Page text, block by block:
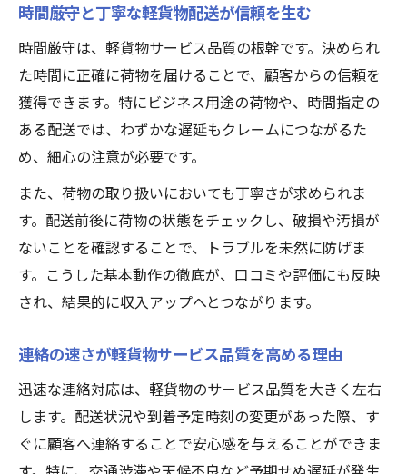
時間厳守と丁寧な軽貨物配送が信頼を生む
時間厳守は、軽貨物サービス品質の根幹です。決められ
た時間に正確に荷物を届けることで、顧客からの信頼を
獲得できます。特にビジネス用途の荷物や、時間指定の
ある配送では、わずかな遅延もクレームにつながるた
め、細心の注意が必要です。
また、荷物の取り扱いにおいても丁寧さが求められま
す。配送前後に荷物の状態をチェックし、破損や汚損が
ないことを確認することで、トラブルを未然に防げま
す。こうした基本動作の徹底が、口コミや評価にも反映
され、結果的に収入アップへとつながります。
連絡の速さが軽貨物サービス品質を高める理由
迅速な連絡対応は、軽貨物のサービス品質を大きく左右
します。配送状況や到着予定時刻の変更があった際、す
ぐに顧客へ連絡することで安心感を与えることができま